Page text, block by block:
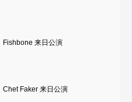
Fishbone 来日公演
Chet Faker 来日公演